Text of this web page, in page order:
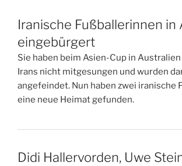
Iranische Fußballerinnen in
eingebürgert
Sie haben beim Asien-Cup in
Irans nicht mitgesungen und wurden
angefeindet. Nun haben zwei iranische
eine neue Heimat gefunden.
Didi Hallervorden, Uwe